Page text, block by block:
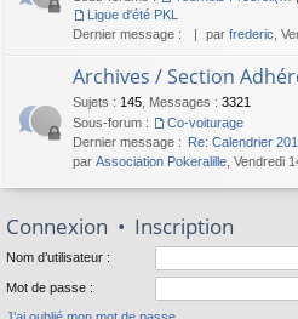
Ligue d'été PKL
Dernier message :
par frederic ,
Archives / Section
Sujets : 145 Messages : 3321
Sous-forum :
Co-voiturage
Dernier message : Re: Calendrier
par Association Pokeralille , Vendredi
Connexion • Inscription
Nom d’utilisateur :
Mot de passe :